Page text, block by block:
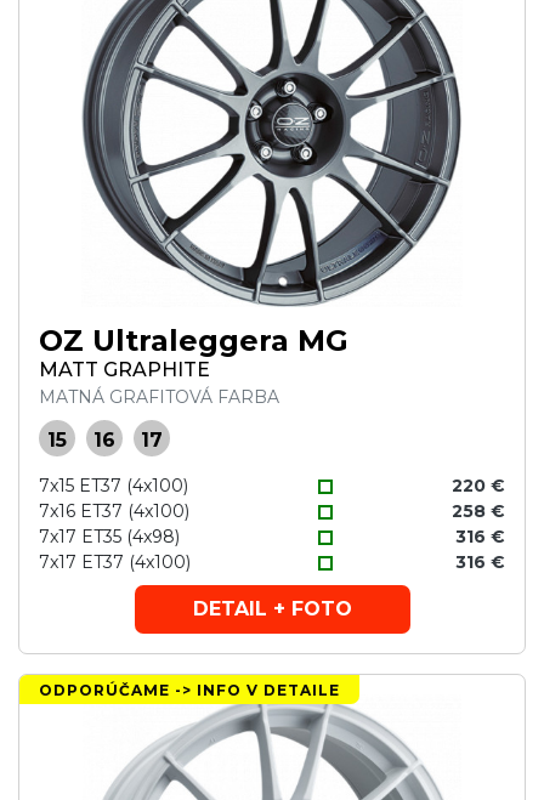
OZ Ultraleggera MG
MATT GRAPHITE
MATNÁ GRAFITOVÁ FARBA
15 16 17
7x15 ET37 (4x100)
220 €
7x16 ET37 (4x100)
258 €
7x17 ET35 (4x98)
316 €
7x17 ET37 (4x100)
316 €
DETAIL + FOTO
ODPORÚČAME -> INFO V DETAILE